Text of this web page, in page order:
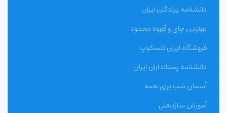
دانشنامه پرندگان ایران
بهترین چای و قهوه محمود
فروشگاه ایران تلسکوپ
دانشنامه پستانداران ایران
آسمان شب برای همه
آموزش سازدهنی